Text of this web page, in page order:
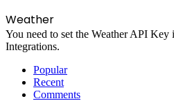
Weather
You need to set the Weather API Key
Integrations.
Popular
Recent
Comments